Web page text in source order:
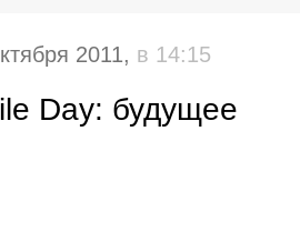
2011, в 14:15
Day: будущее